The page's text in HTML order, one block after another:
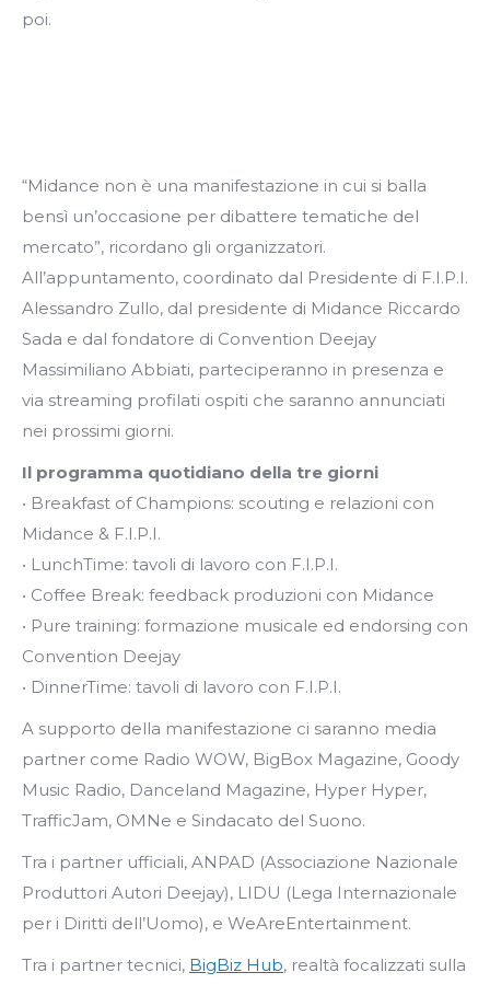
poi.
“Midance non è una manifestazione in cui si balla
bensì un’occasione per dibattere tematiche del
mercato”, ricordano gli organizzatori.
All’appuntamento, coordinato dal Presidente di F.I.P.I.
Alessandro Zullo, dal presidente di Midance Riccardo
Sada e dal fondatore di Convention Deejay
Massimiliano Abbiati, parteciperanno in presenza e
via streaming profilati ospiti che saranno annunciati
nei prossimi giorni.
Il programma quotidiano della tre giorni
• Breakfast of Champions: scouting e relazioni con
Midance & F.I.P.I.
• LunchTime: tavoli di lavoro con F.I.P.I.
• Coffee Break: feedback produzioni con Midance
• Pure training: formazione musicale ed endorsing con
Convention Deejay
• DinnerTime: tavoli di lavoro con F.I.P.I.
A supporto della manifestazione ci saranno media
partner come Radio WOW, BigBox Magazine, Goody
Music Radio, Danceland Magazine, Hyper Hyper,
TrafficJam, OMNe e Sindacato del Suono.
Tra i partner ufficiali, ANPAD (Associazione Nazionale
Produttori Autori Deejay), LIDU (Lega Internazionale
per i Diritti dell’Uomo), e WeAreEntertainment.
Tra i partner tecnici, BigBiz Hub, realtà focalizzati sulla